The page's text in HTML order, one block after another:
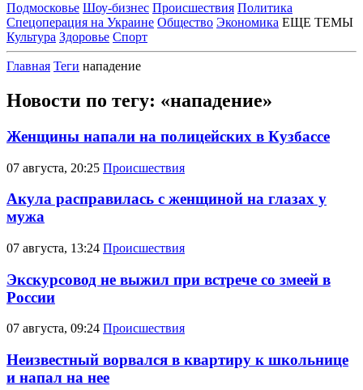
Подмосковье Шоу-бизнес Происшествия Политика
Спецоперация на Украине Общество Экономика ЕЩЕ ТЕМЫ
Культура Здоровье Спорт
Главная Теги нападение
Новости по тегу: «нападение»
Женщины напали на полицейских в Кузбассе
07 августа, 20:25 Происшествия
Акула расправилась с женщиной на глазах у
мужа
07 августа, 13:24 Происшествия
Экскурсовод не выжил при встрече со змеей в
России
07 августа, 09:24 Происшествия
Неизвестный ворвался в квартиру к школьнице
и напал на нее